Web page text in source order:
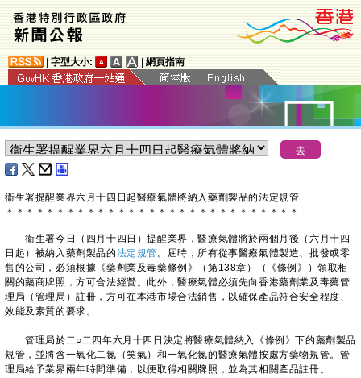
字型大小: 網頁指南
衞生署提醒業界六月十四日起醫療氣體將納入藥劑製品的法定規管
＊ ＊ ＊ ＊ ＊ ＊ ＊ ＊ ＊ ＊ ＊ ＊ ＊ ＊ ＊ ＊ ＊ ＊ ＊ ＊ ＊ ＊ ＊ ＊ ＊ ＊ ＊ ＊ ＊
​衞生署今日（四月十四日）提醒業界，醫療氣體將於兩個月後（六月十四
日起）被納入藥劑製品的法定規管。屆時，所有從事醫療氣體製造、批發或零
售的公司，必須根據《藥劑業及毒藥條例》（第138章）（《條例》）領取相
關的藥商牌照，方可合法經營。此外，醫療氣體必須先向香港藥劑業及毒藥管
理局（管理局）註冊，方可在本港市場合法銷售，以確保產品符合安全程度、
效能及素質的要求。
管理局於二○二四年六月十四日決定將醫療氣體納入《條例》下的藥劑製品
規管，並將含一氧化二氮（笑氣）和一氧化氮的醫療氣體按處方藥物規管。管
理局給予業界兩年時間準備，以便取得相關牌照，並為其相關產品註冊。